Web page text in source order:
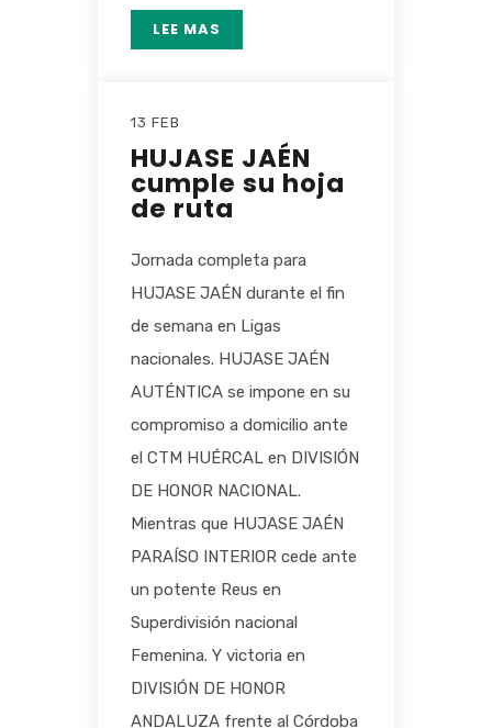
LEE MAS
13 FEB
HUJASE JAÉN
cumple su hoja
de ruta
Jornada completa para
HUJASE JAÉN durante el fin
de semana en Ligas
nacionales. HUJASE JAÉN
AUTÉNTICA se impone en su
compromiso a domicilio ante
el CTM HUÉRCAL en DIVISIÓN
DE HONOR NACIONAL.
Mientras que HUJASE JAÉN
PARAÍSO INTERIOR cede ante
un potente Reus en
Superdivisión nacional
Femenina. Y victoria en
DIVISIÓN DE HONOR
ANDALUZA frente al Córdoba